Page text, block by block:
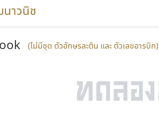
าวนิช
(ไม่มีชุด ตัวอักษรละติน และ ตัวเลขอารบิก)